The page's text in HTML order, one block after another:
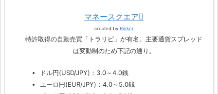
マネースクエア
created by Rinker
特許取得の自動売買「トラリピ」が有名。主要通貨スプレッド
は変動制のため下記の通り。
ドル円(USD/JPY)：3.0～4.0銭
ユーロ円(EUR/JPY)：4.0～5.0銭